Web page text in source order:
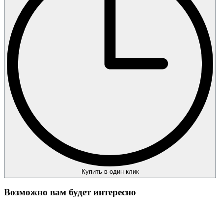
Купить в один клик
Возможно вам будет интересно